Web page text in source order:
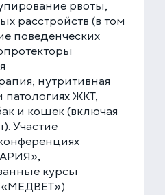
рвоты,
расстройств (в том
поведенческих
нутритивная
ЖКТ,
и кошек (включая
Участие
курсы